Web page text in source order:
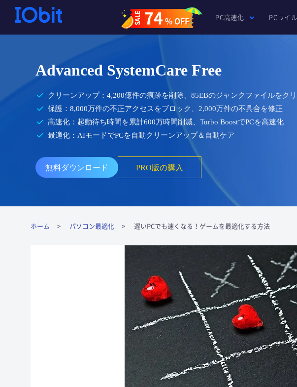
SALE 74 % OFF PC高速化 PCウイ
Advanced SystemCare Free
クリーンアップ：4,200億件の痕跡を削除、85EBのジャンクファイルをク
保護：8,000万件の不正アクセスをブロック、2,000万件の不具合を修正
高速化：起動待ち時間を累計600万時間削減、Turbo BoostでPCを高速化
最適化：AIモードでPCを自動クリーンアップ＆自動ケア
無料ダウンロード PRO版の購入
ホーム パソコン最適化 遅いPCでも速くなる！ゲームを最適化する方法